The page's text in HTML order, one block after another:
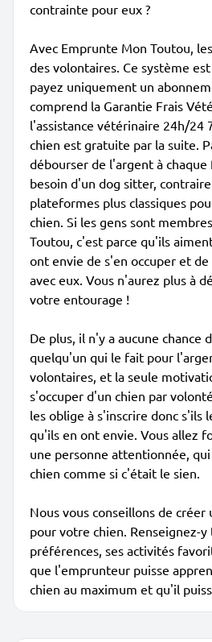
contrainte pour eux ?
Avec Emprunte Mon Toutou,
des volontaires. Ce système
payez uniquement un
comprend la Garantie Frais
l'assistance vétérinaire 24h/24
chien est gratuite par la suite.
débourser de l'argent à chaque
besoin d'un dog sitter,
plateformes plus classiques
chien. Si les gens sont
Toutou, c'est parce qu'ils
ont envie de s'en occuper et
avec eux. Vous n'aurez plus à
votre entourage !
De plus, il n'y a aucune chance
quelqu'un qui le fait pour
volontaires, et la seule
s'occuper d'un chien par
les oblige à s'inscrire donc s'ils
qu'ils en ont envie. Vous allez
une personne attentionnée,
chien comme si c'était le sien.
Nous vous conseillons de
pour votre chien. Renseignez-y
préférences, ses activités
que l'emprunteur puisse
chien au maximum et qu'il